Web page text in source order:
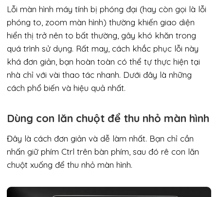
Lỗi màn hình máy tính bị phóng đại (hay còn gọi là lỗi
phóng to, zoom màn hình) thường khiến giao diện
hiển thị trở nên to bất thường, gây khó khăn trong
quá trình sử dụng. Rất may, cách khắc phục lỗi này
khá đơn giản, bạn hoàn toàn có thể tự thực hiện tại
nhà chỉ với vài thao tác nhanh. Dưới đây là những
cách phổ biến và hiệu quả nhất.
Dùng con lăn chuột để thu nhỏ màn hình
Đây là cách đơn giản và dễ làm nhất. Bạn chỉ cần
nhấn giữ phím Ctrl trên bàn phím, sau đó rê con lăn
chuột xuống để thu nhỏ màn hình.